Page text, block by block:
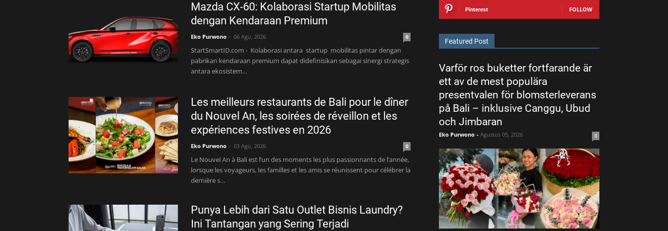
Mazda CX-60: Kolaborasi Startup Mobilitas
dengan Kendaraan Premium
Eko Purwono 06 Agu, 2026 0
StartSmartID.com - Kolaborasi antara startup mobilitas pintar dengan
pabrikan kendaraan premium dapat didefinisikan sebagai sinergi strategis
antara ekosistem…
Les meilleurs restaurants de Bali pour le dîner
du Nouvel An, les soirées de réveillon et les
expériences festives en 2026
Eko Purwono 03 Agu, 2026 0
Le Nouvel An à Bali est l’un des moments les plus passionnants de l’année,
lorsque les voyageurs, les familles et les amis se réunissent pour célébrer la
dernière s…
Punya Lebih dari Satu Outlet Bisnis Laundry?
Ini Tantangan yang Sering Terjadi
Pinterest FOLLOW
Featured Post
Varför ros buketter fortfarande är
ett av de mest populära
presentvalen för blomsterleverans
på Bali – inklusive Canggu, Ubud
och Jimbaran
Eko Purwono - Agustus 05, 2026 0